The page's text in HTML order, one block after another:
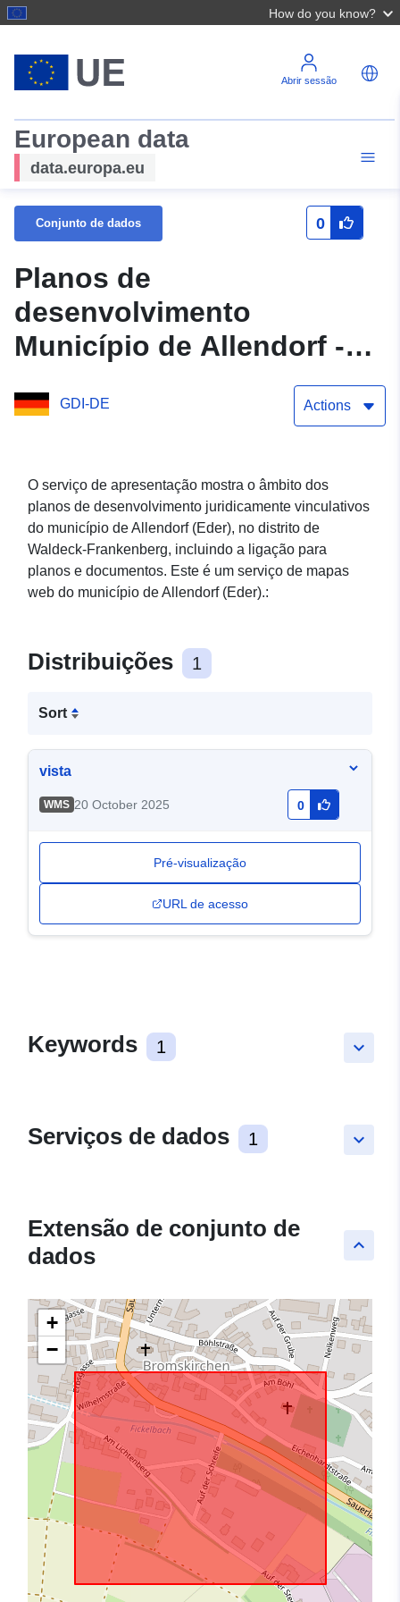
How do you know?
Abrir sessão
European data
data.europa.eu
Conjunto de dados 0
Planos de
desenvolvimento
Município de Allendorf -
GDI-DE Actions
O serviço de apresentação mostra o âmbito dos
planos de desenvolvimento juridicamente vinculativos
do município de Allendorf (Eder), no distrito de
Waldeck-Frankenberg, incluindo a ligação para
planos e documentos. Este é um serviço de mapas
web do município de Allendorf (Eder).:
Distribuições 1
Sort
vista
WMS 20 October 2025 0
Pré-visualização
URL de acesso
keyboard_arrow_down
Keywords 1
keyboard_arrow_down
Serviços de dados 1
keyboard_arrow_up
Extensão de conjunto de
dados
+
−